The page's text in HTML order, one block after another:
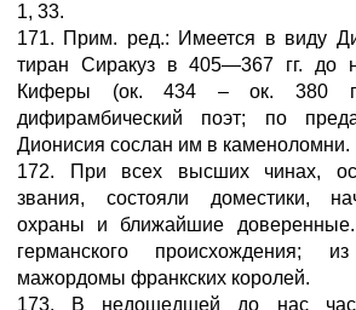
1, 33.
171. Прим. ред.: Имеется в виду
тиран Сиракуз в 405—367 гг. до
Киферы (ок. 434 – ок. 380
дифирамбический поэт; по
Дионисия сослан им в каменоломни.
172. При всех высших чинах,
звания, состояли доместики,
охраны и ближайшие
германского происхождения;
мажордомы франкских королей.
173. В недошедшей до нас